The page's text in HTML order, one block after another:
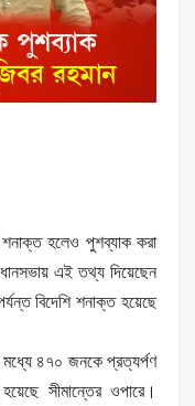
হলেও পুশব্যাক করা
এই তথ্য দিয়েছেন
বিদেশি শনাক্ত হয়েছে
মধ্যে ৪৭০ জনকে প্রত্যর্পণ
সীমান্তের ওপারে।